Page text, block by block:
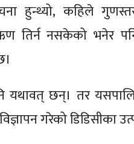
हुन्थ्यो, कहिले
तिर्न नसकेको भनेर
छन्। तर यसपालि
गरेको डिडिसीका